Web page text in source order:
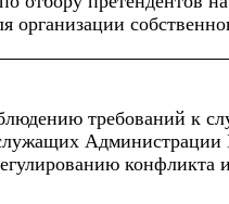
организации
требований к
Администрации
конфликта